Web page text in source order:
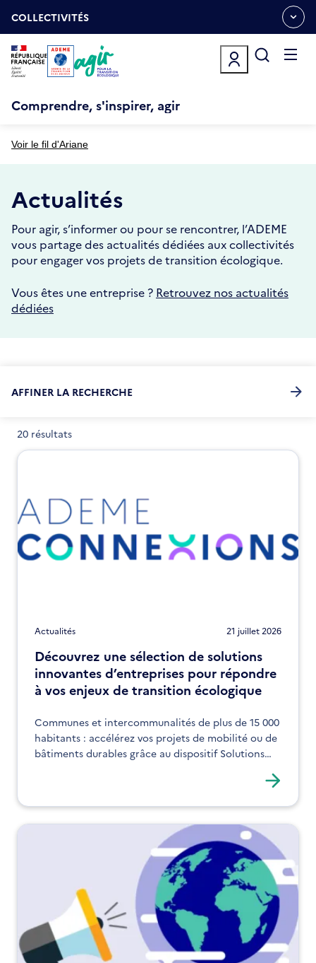
auOUVRIR
LE
MENU
ESPACE
COLLECTIVITÉS
Comprendre, s'inspirer, agir
Voir le fil d'Ariane
Actualités
Pour agir, s’informer ou pour se rencontrer, l’ADEME
vous partage des actualités dédiées aux collectivités
pour engager vos projets de transition écologique.
Vous êtes une entreprise ? Retrouvez nos actualités
dédiées
AFFINER LA RECHERCHE
20 résultats
Actualités 21 juillet 2026
Découvrez une sélection de solutions
innovantes d’entreprises pour répondre
à vos enjeux de transition écologique
Communes et intercommunalités de plus de 15 000
habitants : accélérez vos projets de mobilité ou de
bâtiments durables grâce au dispositif Solutions